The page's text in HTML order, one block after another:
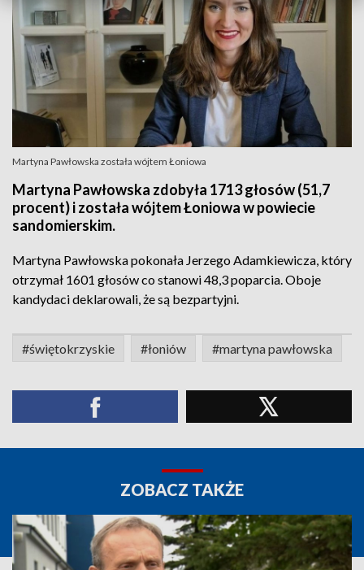
Martyna Pawłowska została wójtem Łoniowa
Martyna Pawłowska zdobyła 1713 głosów (51,7
procent) i została wójtem Łoniowa w powiecie
sandomierskim.
Martyna Pawłowska pokonała Jerzego Adamkiewicza, który
otrzymał 1601 głosów co stanowi 48,3 poparcia. Oboje
kandydaci deklarowali, że są bezpartyjni.
#świętokrzyskie #łoniów #martyna pawłowska
ZOBACZ TAKŻE